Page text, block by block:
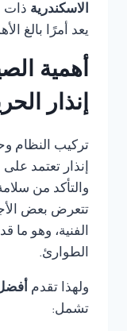
الاسكندرية ذات
يعد أمرًا بالغ
أهمية
إنذار
تركيب النظام
إنذار تعتمد
والتأكد من
تتعرض بعض
الفنية، وهو ما
الطوارئ.
ولهذا تقدم
تشمل: